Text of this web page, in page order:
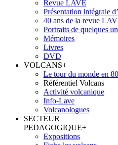
Revue LAVE
Présentation intégrale
40 ans de la revue
Portraits de quelques
Mémoires
Livres
DVD
VOLCANS+
Le tour du monde en
Référentiel Volcans
Activité volcanique
Info-Lave
Volcanologues
SECTEUR
PEDAGOGIQUE+
Expositions